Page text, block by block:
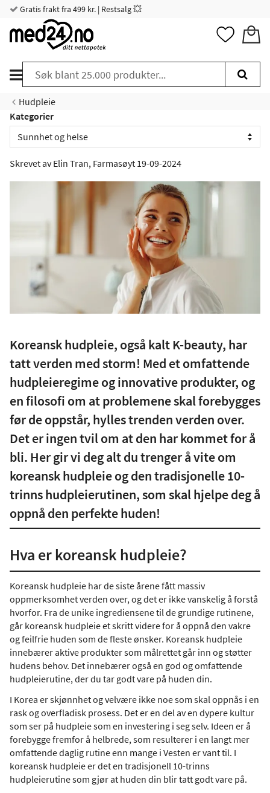
Gratis frakt fra 499 kr. | Restsalg 💥
Hudpleie
Kategorier
Skrevet avElin Tran, Farmasøyt 19-09-2024
Koreansk hudpleie, også kalt K-beauty, har
tatt verden med storm! Med et omfattende
hudpleieregime og innovative produkter, og
en filosofi om at problemene skal forebygges
før de oppstår, hylles trenden verden over.
Det er ingen tvil om at den har kommet for å
bli. Her gir vi deg alt du trenger å vite om
koreansk hudpleie og den tradisjonelle 10-
trinns hudpleierutinen, som skal hjelpe deg å
oppnå den perfekte huden!
Hva er koreansk hudpleie?
Koreansk hudpleie har de siste årene fått massiv
oppmerksomhet verden over, og det er ikke vanskelig å forstå
hvorfor. Fra de unike ingrediensene til de grundige rutinene,
går koreansk hudpleie et skritt videre for å oppnå den vakre
og feilfrie huden som de fleste ønsker. Koreansk hudpleie
innebærer aktive produkter som målrettet går inn og støtter
hudens behov. Det innebærer også en god og omfattende
hudpleierutine, der du tar godt vare på huden din.
I Korea er skjønnhet og velvære ikke noe som skal oppnås i en
rask og overfladisk prosess. Det er en del av en dypere kultur
som ser på hudpleie som en investering i seg selv. Ideen er å
forebygge fremfor å helbrede, som resulterer i en langt mer
omfattende daglig rutine enn mange i Vesten er vant til. I
koreansk hudpleie er det en tradisjonell 10-trinns
hudpleierutine som gjør at huden din blir tatt godt vare på.